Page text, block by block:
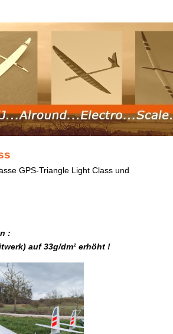
GPS-Triangle Light Class und
:
auf 33g/dm² erhöht !